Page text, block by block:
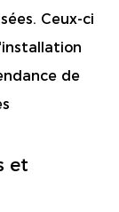
Ceux-ci
de
et